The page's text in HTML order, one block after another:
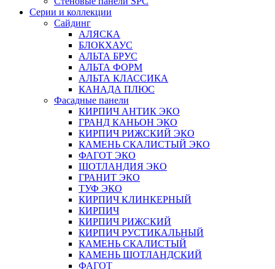
Серии и коллекции
Сайдинг
АЛЯСКА
БЛОКХАУС
АЛЬТА БРУС
АЛЬТА ФОРМ
АЛЬТА КЛАССИКА
КАНАДА ПЛЮС
Фасадные панели
КИРПИЧ АНТИК ЭКО
ГРАНД КАНЬОН ЭКО
КИРПИЧ РИЖСКИЙ ЭКО
КАМЕНЬ СКАЛИСТЫЙ ЭКО
ФАГОТ ЭКО
ШОТЛАНДИЯ ЭКО
ГРАНИТ ЭКО
ТУФ ЭКО
КИРПИЧ КЛИНКЕРНЫЙ
КИРПИЧ
КИРПИЧ РИЖСКИЙ
КИРПИЧ РУСТИКАЛЬНЫЙ
КАМЕНЬ СКАЛИСТЫЙ
КАМЕНЬ ШОТЛАНДСКИЙ
ФАГОТ